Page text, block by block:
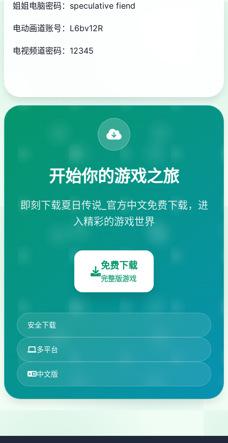
姐姐电脑密码：speculative fiend
电动画道账号：L6bv12R
电视频道密码：12345
开始你的游戏之旅
即刻下载夏日传说_官方中文免费下载，进
入精彩的游戏世界
免费下载
完整版游戏
安全下载
多平台
中文版